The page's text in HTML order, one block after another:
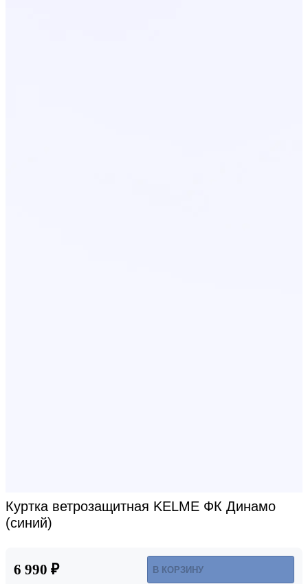
Куртка ветрозащитная KELME ФК Динамо
(синий)
6 990 ₽ В КОРЗИНУ